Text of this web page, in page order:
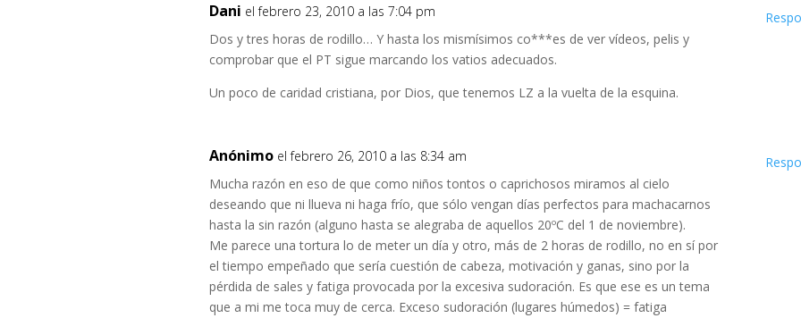
Dani el febrero 23, 2010 a las 7:04 pm
Dos y tres horas de rodillo… Y hasta los mismísimos co***es de ver vídeos, pelis y
comprobar que el PT sigue marcando los vatios adecuados.
Un poco de caridad cristiana, por Dios, que tenemos LZ a la vuelta de la esquina.
Anónimo el febrero 26, 2010 a las 8:34 am
Mucha razón en eso de que como niños tontos o caprichosos miramos al cielo
deseando que ni llueva ni haga frío, que sólo vengan días perfectos para machacarnos
hasta la sin razón (alguno hasta se alegraba de aquellos 20ºC del 1 de noviembre).
Me parece una tortura lo de meter un día y otro, más de 2 horas de rodillo, no en sí por
el tiempo empeñado que sería cuestión de cabeza, motivación y ganas, sino por la
pérdida de sales y fatiga provocada por la excesiva sudoración. Es que ese es un tema
que a mi me toca muy de cerca. Exceso sudoración (lugares húmedos) = fatiga